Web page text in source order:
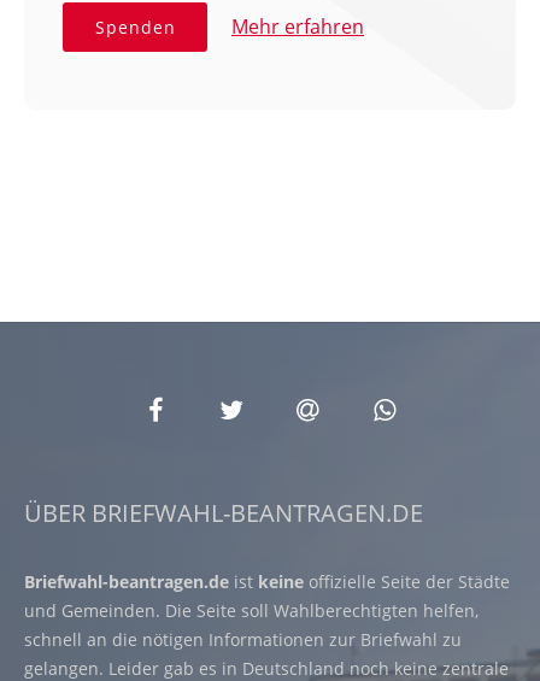
Spenden Mehr erfahren
ÜBER BRIEFWAHL-BEANTRAGEN.DE
Briefwahl-beantragen.de ist keine offizielle Seite der Städte
und Gemeinden. Die Seite soll Wahlberechtigten helfen,
schnell an die nötigen Informationen zur Briefwahl zu
gelangen. Leider gab es in Deutschland noch keine zentrale